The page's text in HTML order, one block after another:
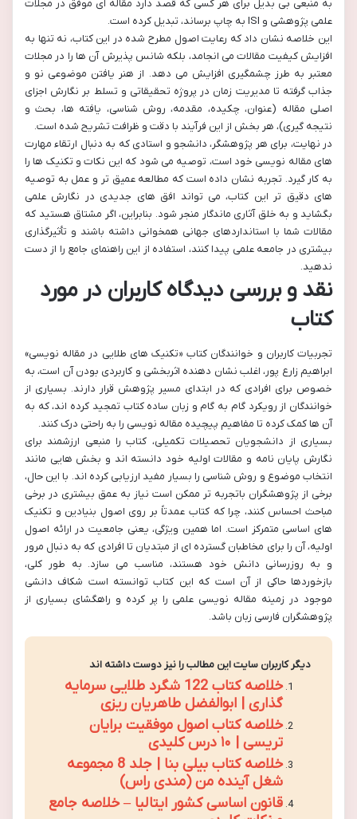
به منبعی بی بدیل برای هر کسی که قصد دارد مقاله ای موفق در مجلات
علمی پژوهشی و ISI به چاپ برساند، تبدیل کرده است.
این خلاصه نشان داد که رعایت اصول مطرح شده در این کتاب، نه تنها به
افزایش کیفیت مقالات می انجامد، بلکه شانس پذیرش آن ها را در مجلات
معتبر به طرز چشمگیری افزایش می دهد. از هنر یافتن موضوعی نو و
جذاب گرفته تا مدیریت زمان در پروژه تحقیقاتی و تسلط بر نگارش اجزای
اصلی مقاله (عنوان، چکیده، مقدمه، روش شناسی، یافته ها، بحث و
نتیجه گیری)، هر بخش از این فرآیند با دقت و ظرافت تشریح شده است.
در نهایت، برای هر پژوهشگر، دانشجو و استادی که به دنبال ارتقاء مهارت
های مقاله نویسی خود است، توصیه می شود که این نکات و تکنیک ها را
به کار گیرد. تجربه نشان داده است که مطالعه عمیق تر و عمل به توصیه
های دقیق تر این کتاب، می تواند افق های جدیدی در نگارش علمی
بگشاید و به خلق آثاری ماندگار منجر شود. بنابراین، اگر مشتاق هستید که
مقالات شما با استانداردهای جهانی همخوانی داشته باشند و تأثیرگذاری
بیشتری در جامعه علمی پیدا کنند، استفاده از این راهنمای جامع را از دست
ندهید.
نقد و بررسی دیدگاه کاربران در مورد
کتاب
تجربیات کاربران و خوانندگان کتاب «تکنیک های طلایی در مقاله نویسی»
ابراهیم زارع پور، اغلب نشان دهنده اثربخشی و کاربردی بودن آن است، به
خصوص برای افرادی که در ابتدای مسیر پژوهش قرار دارند. بسیاری از
خوانندگان از رویکرد گام به گام و زبان ساده کتاب تمجید کرده اند، که به
آن ها کمک کرده تا مفاهیم پیچیده مقاله نویسی را به راحتی درک کنند.
بسیاری از دانشجویان تحصیلات تکمیلی، کتاب را منبعی ارزشمند برای
نگارش پایان نامه و مقالات اولیه خود دانسته اند و بخش هایی مانند
انتخاب موضوع و روش شناسی را بسیار مفید ارزیابی کرده اند. با این حال،
برخی از پژوهشگران باتجربه تر ممکن است نیاز به عمق بیشتری در برخی
مباحث احساس کنند، چرا که کتاب عمدتاً بر روی اصول بنیادین و تکنیک
های اساسی متمرکز است. اما همین ویژگی، یعنی جامعیت در ارائه اصول
اولیه، آن را برای مخاطبان گسترده ای از مبتدیان تا افرادی که به دنبال مرور
و به روزرسانی دانش خود هستند، مناسب می سازد. به طور کلی،
بازخوردها حاکی از آن است که این کتاب توانسته است شکاف دانشی
موجود در زمینه مقاله نویسی علمی را پر کرده و راهگشای بسیاری از
پژوهشگران فارسی زبان باشد.
دیگر کاربران سایت این مطالب را نیز دوست داشته اند
خلاصه کتاب 122 شگرد طلایی سرمایه
گذاری | ابوالفضل طاهریان ریزی
خلاصه کتاب اصول موفقیت برایان
تریسی | ۱۰ درس کلیدی
خلاصه کتاب بیلی بنا | جلد 8 مجموعه
شغل آینده من (مندی راس)
قانون اساسی کشور ایتالیا – خلاصه جامع